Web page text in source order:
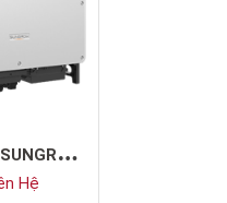
I
NVERTER SUNGROW SG50CX
Hệ